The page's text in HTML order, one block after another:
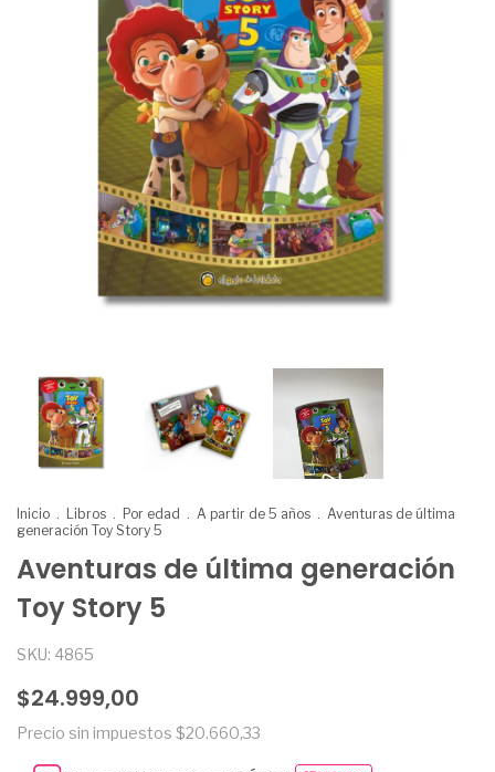
Inicio . Libros . Por edad . A partir de 5 años . Aventuras de última
generación Toy Story 5
Aventuras de última generación
Toy Story 5
SKU: 4865
$24.999,00
Precio sin impuestos $20.660,33